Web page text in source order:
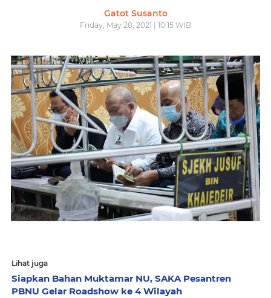
Gatot Susanto
Friday, May 28, 2021 | 10:15 WIB
Lihat juga
Siapkan Bahan Muktamar NU, SAKA Pesantren
PBNU Gelar Roadshow ke 4 Wilayah